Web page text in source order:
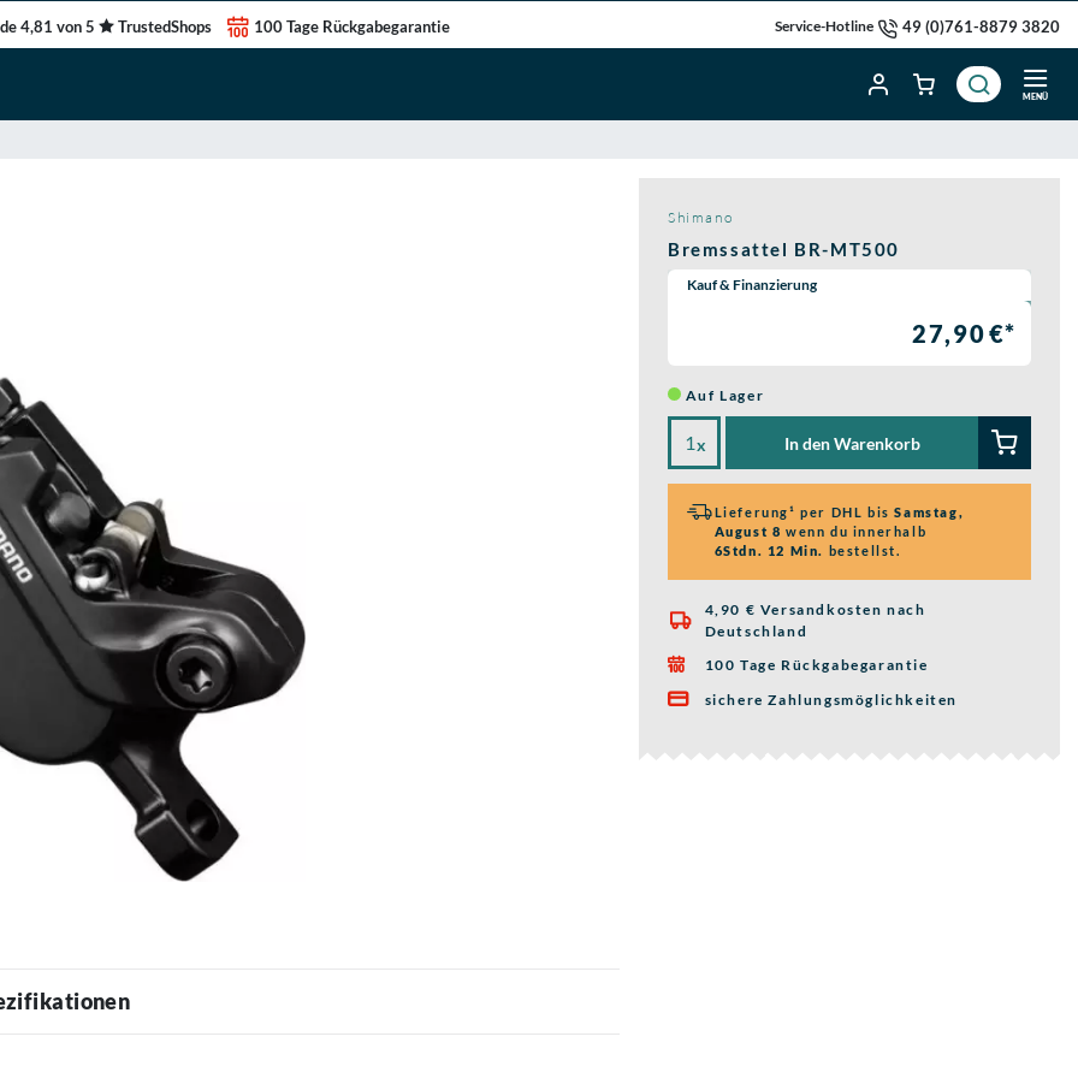
4,81 von 5 TrustedShops 100 Tage Rückgabegarantie Service-Hotline 49 (0)761-8879 3820
MENÜ
Shimano
Bremssattel BR-MT500
Wähle eine Preisoption:
Kauf & Finanzierung
27,90 €*
Auf Lager
x In den Warenkorb
Lieferung¹ per DHL bisSamstag,
August 8 wenn du innerhalb
6Stdn. 12 Min.
bestellst.

4,90 € Versandkosten nach
Deutschland
 100 Tage Rückgabegarantie
 sichere Zahlungsmöglichkeiten